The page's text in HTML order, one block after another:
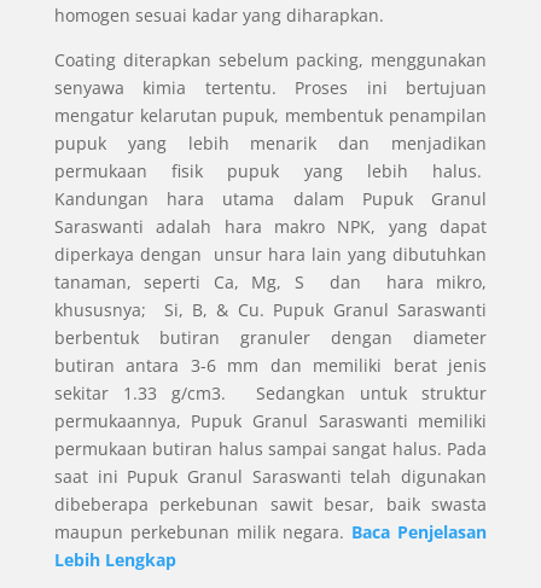
homogen sesuai kadar yang diharapkan.
Coating diterapkan sebelum packing, menggunakan
senyawa kimia tertentu. Proses ini bertujuan
mengatur kelarutan pupuk, membentuk penampilan
pupuk yang lebih menarik dan menjadikan
permukaan fisik pupuk yang lebih halus.
Kandungan hara utama dalam Pupuk Granul
Saraswanti adalah hara makro NPK, yang dapat
diperkaya dengan unsur hara lain yang dibutuhkan
tanaman, seperti Ca, Mg, S dan hara mikro,
khususnya; Si, B, & Cu. Pupuk Granul Saraswanti
berbentuk butiran granuler dengan diameter
butiran antara 3-6 mm dan memiliki berat jenis
sekitar 1.33 g/cm3. Sedangkan untuk struktur
permukaannya, Pupuk Granul Saraswanti memiliki
permukaan butiran halus sampai sangat halus. Pada
saat ini Pupuk Granul Saraswanti telah digunakan
dibeberapa perkebunan sawit besar, baik swasta
maupun perkebunan milik negara. Baca Penjelasan
Lebih Lengkap